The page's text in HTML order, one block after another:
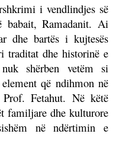
i vendlindjes së
Ramadanit. Ai
dhe bartës i kujtesës
traditat dhe historinë e
shërben vetëm si
që ndihmon në
Fetahut. Në këtë
familjare dhe kulturore
në ndërtimin e